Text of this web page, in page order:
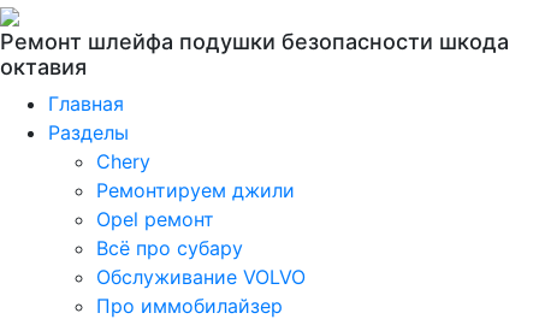
Ремонт шлейфа подушки безопасности шкода
октавия
Главная
Разделы
Chery
Ремонтируем джили
Opel ремонт
Всё про субару
Обслуживание VOLVO
Про иммобилайзер